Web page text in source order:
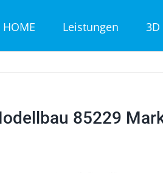
HOME Leistungen 3D
85229